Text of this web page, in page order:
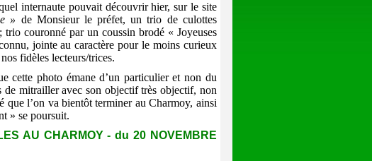
internaute pouvait découvrir hier, sur le site
» de Monsieur le préfet, un trio de culottes
couronné par un coussin brodé « Joyeuses
jointe au caractère pour le moins curieux
fidèles lecteurs/trices.
cette photo émane d’un particulier et non du
mitrailler avec son objectif très objectif, non
que l’on va bientôt terminer au Charmoy, ainsi
» se poursuit.
AU CHARMOY - du 20 NOVEMBRE